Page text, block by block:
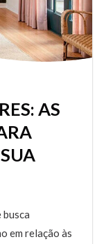
AS
em relação às